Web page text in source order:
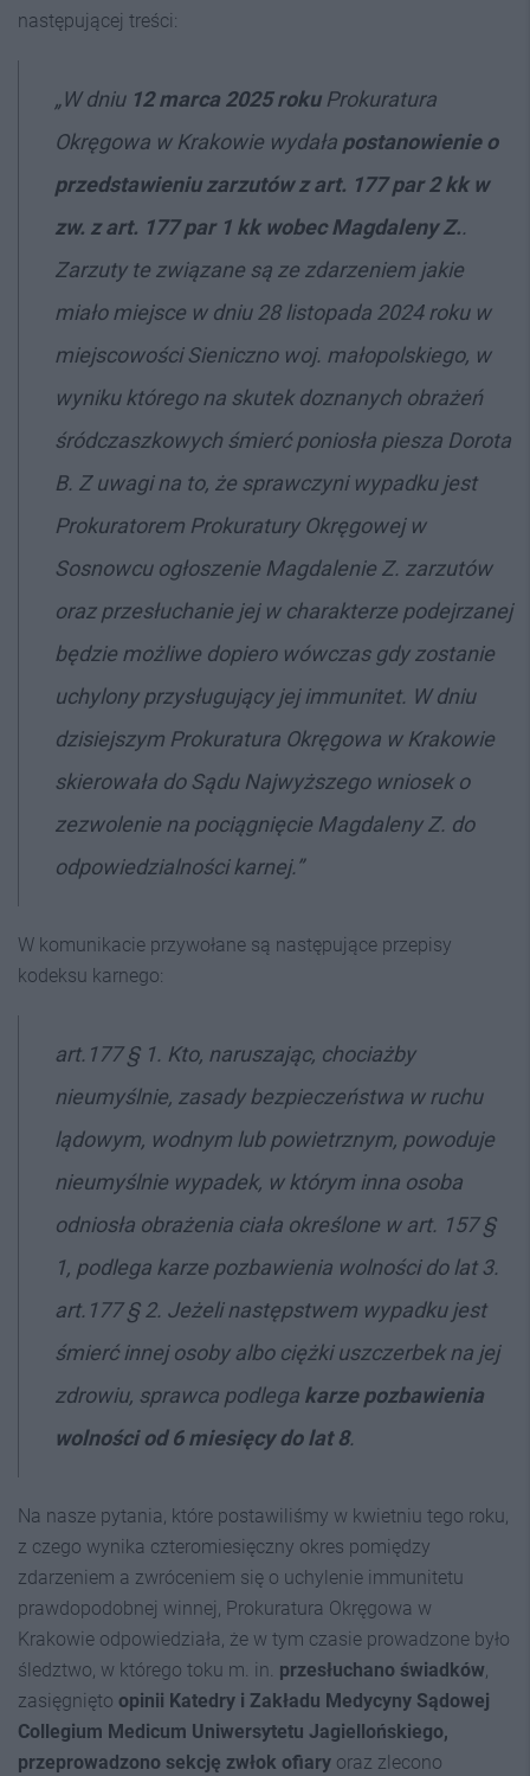
następującej treści:
„W dniu 12 marca 2025 rokuProkuratura
Okręgowa w Krakowie wydała postanowienie o
przedstawieniu zarzutów z art. 177 par 2 kk w
zw. z art. 177 par 1 kk wobec Magdaleny Z..
Zarzuty te związane są ze zdarzeniem jakie
miało miejsce w dniu 28 listopada 2024 roku w
miejscowości Sieniczno woj. małopolskiego, w
wyniku którego na skutek doznanych obrażeń
śródczaszkowych śmierć poniosła piesza Dorota
B. Z uwagi na to, że sprawczyni wypadku jest
Prokuratorem Prokuratury Okręgowej w
Sosnowcu ogłoszenie Magdalenie Z. zarzutów
oraz przesłuchanie jej w charakterze podejrzanej
będzie możliwe dopiero wówczas gdy zostanie
uchylony przysługujący jej immunitet. W dniu
dzisiejszym Prokuratura Okręgowa w Krakowie
skierowała do Sądu Najwyższego wniosek o
zezwolenie na pociągnięcie Magdaleny Z. do
odpowiedzialności karnej.”
W komunikacie przywołane są następujące przepisy
kodeksu karnego:
art.177 § 1. Kto, naruszając, chociażby
nieumyślnie, zasady bezpieczeństwa w ruchu
lądowym, wodnym lub powietrznym, powoduje
nieumyślnie wypadek, w którym inna osoba
odniosła obrażenia ciała określone w art. 157 §
1, podlega karze pozbawienia wolności do lat 3.
art.177 § 2. Jeżeli następstwem wypadku jest
śmierć innej osoby albo ciężki uszczerbek na jej
zdrowiu, sprawca podlega karze pozbawienia
wolności od 6 miesięcy do lat 8.
Na nasze pytania, które postawiliśmy w kwietniu tego roku,
z czego wynika czteromiesięczny okres pomiędzy
zdarzeniem a zwróceniem się o uchylenie immunitetu
prawdopodobnej winnej, Prokuratura Okręgowa w
Krakowie odpowiedziała, że w tym czasie prowadzone było
śledztwo, w którego toku m. in. przesłuchano świadków,
zasięgnięto opinii Katedry i Zakładu Medycyny Sądowej
Collegium Medicum Uniwersytetu Jagiellońskiego,
przeprowadzono sekcję zwłok ofiary oraz zlecono